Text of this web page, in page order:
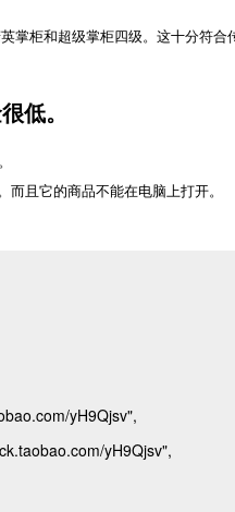
柜和超级掌柜四级。这十分符合
低。
且它的商品不能在电脑上打开。
yH9Qjsv",
yH9Qjsv",